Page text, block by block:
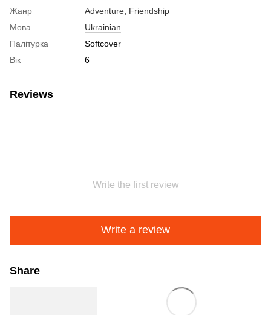
Жанр
Adventure Friendship
Мова
Ukrainian
Палітурка
Softcover
Вік
6
Reviews
Write the first review
Write a review
Share